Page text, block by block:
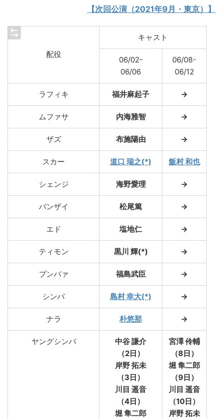
【次回公演（2021年9月・東京）】
配役
キャスト
06/02-
06/06
06/08-
06/12
ラフィキ 福井麻起子 →
ムファサ 内海雅智 →
ザズ 布施陽由 →
スカー 道口 瑞之(*) 飯村 和也
シェンジ 海野愛理 →
バンザイ 松尾篤 →
エド 塩地仁 →
ティモン 黒川 輝(*) →
プンバァ 福島武臣 →
シンバ 島村 幸大(*) →
ナラ 朴悠那 →
ヤングシンバ
中谷 謙介
（2日）
岸野 拓未
（3日）
川目 遥音
（4日）
堀 隼二郎
宮澤 伶輔
（8日）
堀 隼二郎
（9日）
川目 遥音
（10日）
岸野 拓未